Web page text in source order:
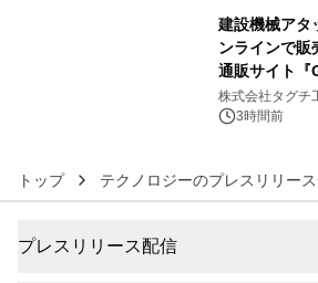
建設機械アタ
ンラインで販
通販サイト『
プン
株式会社タグチ
3時間前
トップ テクノロジーのプレスリリー
プレスリリース配信